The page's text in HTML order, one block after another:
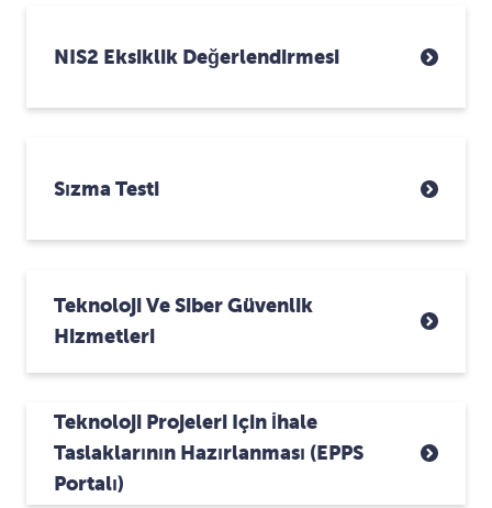
NIS2 Eksiklik Değerlendirmesi
Sızma Testi
Teknoloji Ve Siber Güvenlik
Hizmetleri
Teknoloji Projeleri Için İhale
Taslaklarının Hazırlanması (ePPS
Portalı)